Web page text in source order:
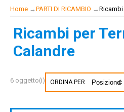
Home → PARTI DI RICAMBIO →
Ricambi per
Calandre
6 oggetto(i) ORDINA PER